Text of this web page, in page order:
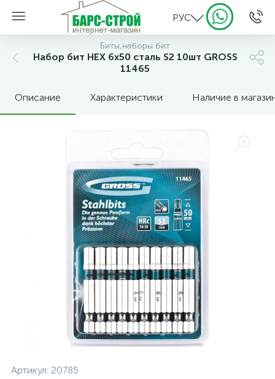
РУС
Биты,наборы бит
Набор бит HEX 6х50 сталь S2 10шт GROSS
11465
Описание Характеристики Наличие в
Артикул: 20785